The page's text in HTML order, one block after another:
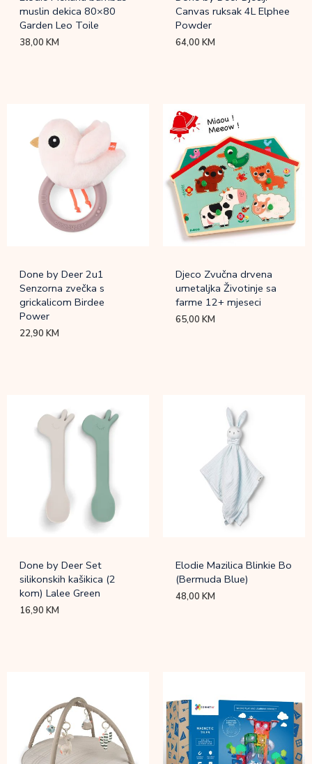
muslin dekica 80×80
Garden Leo Toile
38,00KM
Canvas ruksak 4L Elphee
Powder
64,00KM
Done by Deer 2u1
Senzorna zvečka s
grickalicom Birdee
Power
22,90KM
Djeco Zvučna drvena
umetaljka Životinje sa
farme 12+ mjeseci
65,00KM
Done by Deer Set
silikonskih kašikica (2
kom) Lalee Green
16,90KM
Elodie Mazilica Blinkie Bo
(Bermuda Blue)
48,00KM